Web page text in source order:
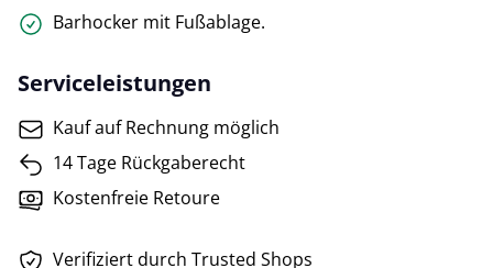
Barhocker mit Fußablage.
Serviceleistungen
Kauf auf Rechnung möglich
14 Tage Rückgaberecht
Kostenfreie Retoure
Verifiziert durch Trusted Shops